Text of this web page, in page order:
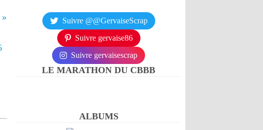
Suivre @@GervaiseScrap
Suivre gervaise86
Suivre gervaisescrap
LE MARATHON DU CBBB
ALBUMS